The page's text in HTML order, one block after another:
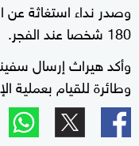
وصدر نداء استغاثة عن
180 شخصا عند الفجر.
وأكد هيراث إرسال
وطائرة للقيام بعملية